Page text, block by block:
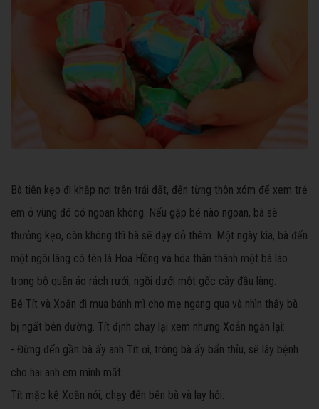
Bà tiên kẹo đi khắp nơi trên trái đất, đến từng thôn xóm để xem trẻ
em ở vùng đó có ngoan không. Nếu gặp bé nào ngoan, bà sẽ
thưởng kẹo, còn không thì bà sẽ dạy dỗ thêm. Một ngày kia, bà đến
một ngôi làng có tên là Hoa Hồng và hóa thân thành một bà lão
trong bộ quần áo rách rưới, ngồi dưới một gốc cây đầu làng.
Bé Tít và Xoắn đi mua bánh mì cho mẹ ngang qua và nhìn thấy bà
bị ngất bên đường. Tít định chạy lại xem nhưng Xoắn ngăn lại:
- Đừng đến gần bà ấy anh Tít ơi, trông bà ấy bẩn thỉu, sẽ lây bệnh
cho hai anh em mình mất.
Tít mặc kệ Xoắn nói, chạy đến bên bà và lay hỏi: